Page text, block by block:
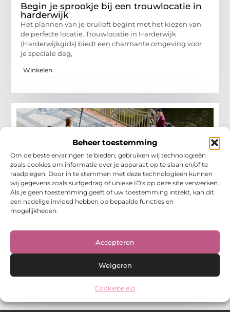
Beheer toestemming
Om de beste ervaringen te bieden, gebruiken wij technologieën
zoals cookies om informatie over je apparaat op te slaan en/of te
raadplegen. Door in te stemmen met deze technologieën kunnen
wij gegevens zoals surfgedrag of unieke ID's op deze site verwerken.
Als je geen toestemming geeft of uw toestemming intrekt, kan dit
een nadelige invloed hebben op bepaalde functies en
mogelijkheden.
Accepteren
Weigeren
Cookiebeleid
Begin je sprookje bij een trouwlocatie in
harderwijk
Het plannen van je bruiloft begint met het kiezen van
de perfecte locatie. Trouwlocatie in Harderwijk
(Harderwijkgids) biedt een charmante omgeving voor
je speciale dag,
Winkelen
Trouwfotograaf in Sneek Dit Seizoen –
Tips en tricks voor de perfecte dag
zich. Als aanstaande bruid, huwelijksfotograaf of lokale
evenementenplanner weet je hoe belangrijk het is om
Winkelen